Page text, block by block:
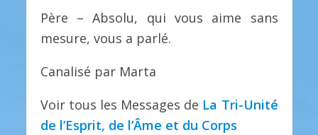
Père – Absolu, qui vous aime sans
mesure, vous a parlé.
Canalisé par Marta
Voir tous les Messages de La Tri-Unité
de l’Esprit, de l’Âme et du Corps